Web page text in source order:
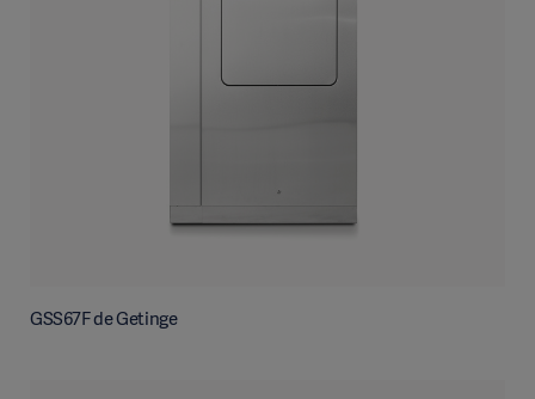
GSS67F de Getinge